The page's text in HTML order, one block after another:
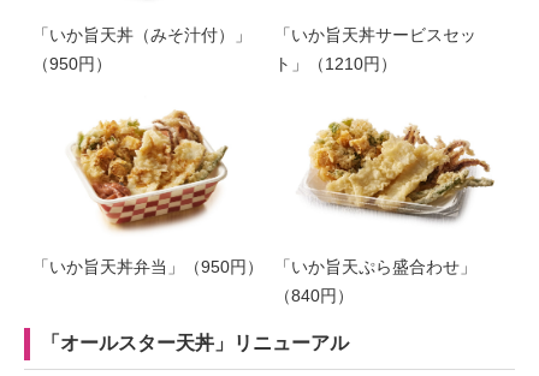
「いか旨天丼（みそ汁付）」
（950円）
「いか旨天丼サービスセッ
ト」（1210円）
「いか旨天丼弁当」（950円）
「いか旨天ぷら盛合わせ」
（840円）
「オールスター天丼」リニューアル